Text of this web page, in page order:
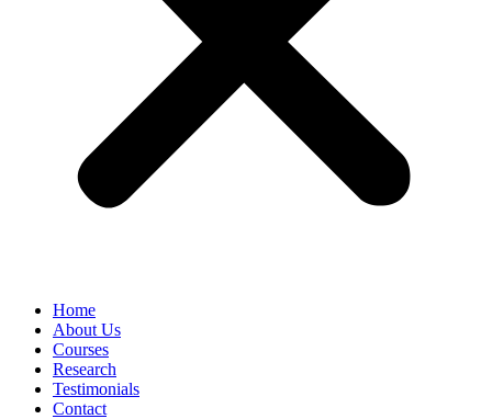
Home
About Us
Courses
Research
Testimonials
Contact